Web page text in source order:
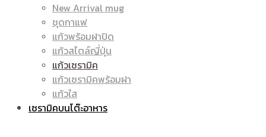
|
ราคา
New Arrival mug
ชุดกาแฟ
แก้วพร้อมฝาปิด
แก้วสไตล์ญี่ปุ่น
แก้วเซรามิค
แก้วเซรามิคพร้อมฝา
แก้วใส
เซรามิคบนโต๊ะอาหาร